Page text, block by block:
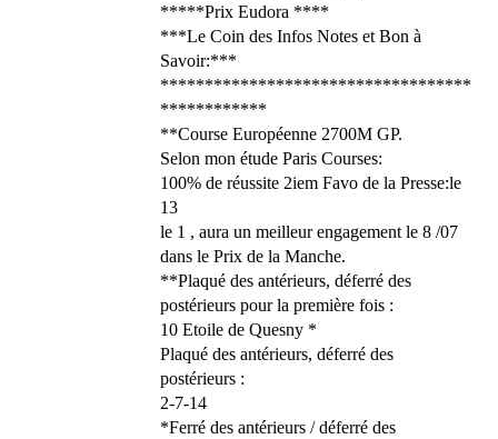
*****Prix Eudora ****
***Le Coin des Infos Notes et Bon à
Savoir:***
***********************************
************
**Course Européenne 2700M GP.
Selon mon étude Paris Courses:
100% de réussite 2iem Favo de la Presse:le
13
le 1 , aura un meilleur engagement le 8 /07
dans le Prix de la Manche.
**Plaqué des antérieurs, déferré des
postérieurs pour la première fois :
10 Etoile de Quesny *
Plaqué des antérieurs, déferré des
postérieurs :
2-7-14
*Ferré des antérieurs / déferré des